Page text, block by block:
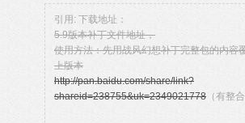
引用: 下载地址：
5.9版本补丁文件地址，
使用方法：先用战风幻想补丁完整包的内容
上版本
http://pan.baidu.com/share/link?
shareid=238755&uk=2349021778 （有整